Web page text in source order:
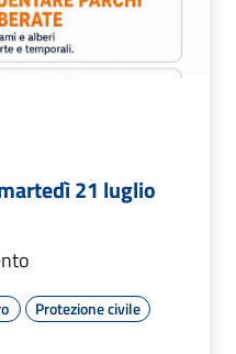
21 luglio
Protezione civile